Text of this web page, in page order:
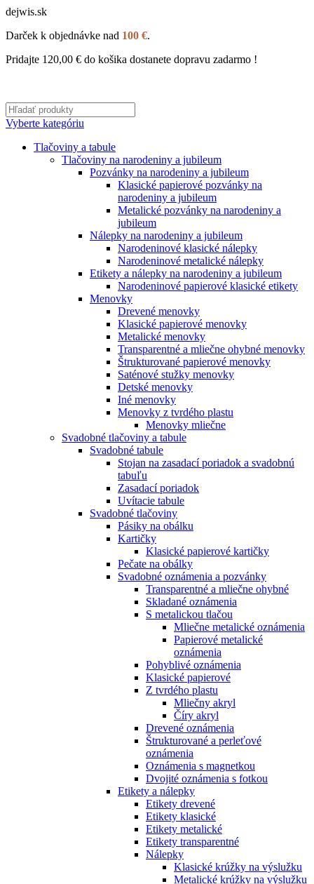
dejwis.sk
Darček k objednávke nad 100 €.
Pridajte 120,00 € do košika dostanete dopravu zadarmo !
Vyberte kategóriu
Tlačoviny a tabule
Tlačoviny na narodeniny a jubileum
Pozvánky na narodeniny a jubileum
Klasické papierové pozvánky na
narodeniny a jubileum
Metalické pozvánky na narodeniny a
jubileum
Nálepky na narodeniny a jubileum
Narodeninové klasické nálepky
Narodeninové metalické nálepky
Etikety a nálepky na narodeniny a jubileum
Narodeninové papierové klasické etikety
Menovky
Drevené menovky
Klasické papierové menovky
Metalické menovky
Transparentné a mliečne ohybné menovky
Štrukturované papierové menovky
Saténové stužky menovky
Detské menovky
Iné menovky
Menovky z tvrdého plastu
Menovky mliečne
Svadobné tlačoviny a tabule
Svadobné tabule
Stojan na zasadací poriadok a svadobnú
tabuľu
Zasadací poriadok
Uvítacie tabule
Svadobné tlačoviny
Pásiky na obálku
Kartičky
Klasické papierové kartičky
Pečate na obálky
Svadobné oznámenia a pozvánky
Transparentné a mliečne ohybné
Skladané oznámenia
S metalickou tlačou
Mliečne metalické oznámenia
Papierové metalické
oznámenia
Pohyblivé oznámenia
Klasické papierové
Z tvrdého plastu
Mliečny akryl
Číry akryl
Drevené oznámenia
Štrukturované a perleťové
oznámenia
Oznámenia s magnetkou
Dvojité oznámenia s fotkou
Etikety a nálepky
Etikety drevené
Etikety klasické
Etikety metalické
Etikety transparentné
Nálepky
Klasické krúžky na výslužku
Metalické krúžky na výslužku